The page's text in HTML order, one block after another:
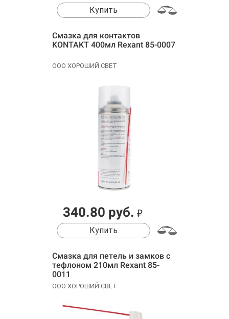
Купить
Смазка для контактов
KONTAKT 400мл Rexant 85-0007
ООО ХОРОШИЙ СВЕТ
340.80 руб. ₽
Купить
Смазка для петель и замков с
тефлоном 210мл Rexant 85-
0011
ООО ХОРОШИЙ СВЕТ